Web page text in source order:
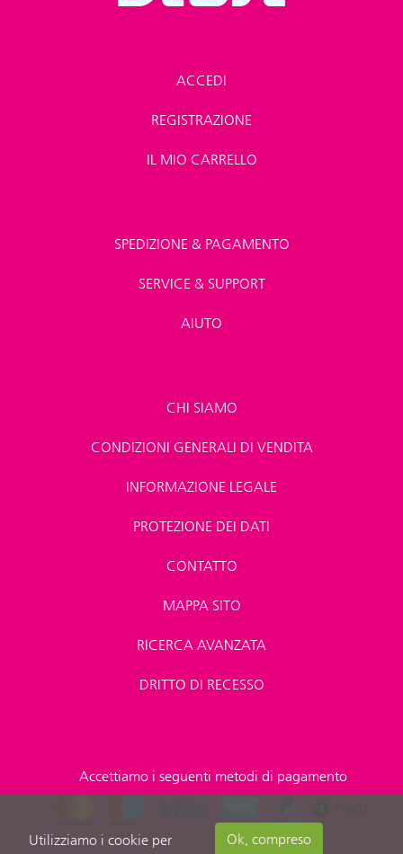
ACCEDI
REGISTRAZIONE
IL MIO CARRELLO
SPEDIZIONE & PAGAMENTO
SERVICE & SUPPORT
AIUTO
CHI SIAMO
CONDIZIONI GENERALI DI VENDITA
INFORMAZIONE LEGALE
PROTEZIONE DEI DATI
CONTATTO
MAPPA SITO
RICERCA AVANZATA
DRITTO DI RECESSO
Accettiamo i seguenti metodi di pagamento
Utilizziamo i cookie per
Ok, compreso